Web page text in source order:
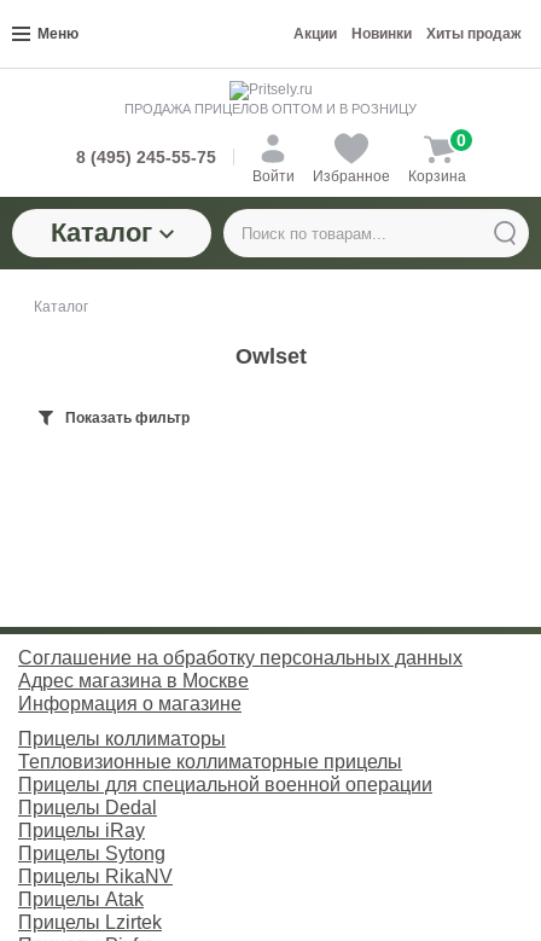
Меню Акции Новинки Хиты продаж
ПРОДАЖА ПРИЦЕЛОВ ОПТОМ И В РОЗНИЦУ
8 (495) 245-55-75
Войти Избранное Корзина
0
Каталог
Каталог
Owlset
Показать фильтр
Соглашение на обработку персональных данных
Адрес магазина в Москве
Информация о магазине
Прицелы коллиматоры
Тепловизионные коллиматорные прицелы
Прицелы для специальной военной операции
Прицелы Dedal
Прицелы iRay
Прицелы Sytong
Прицелы RikaNV
Прицелы Atak
Прицелы Lzirtek